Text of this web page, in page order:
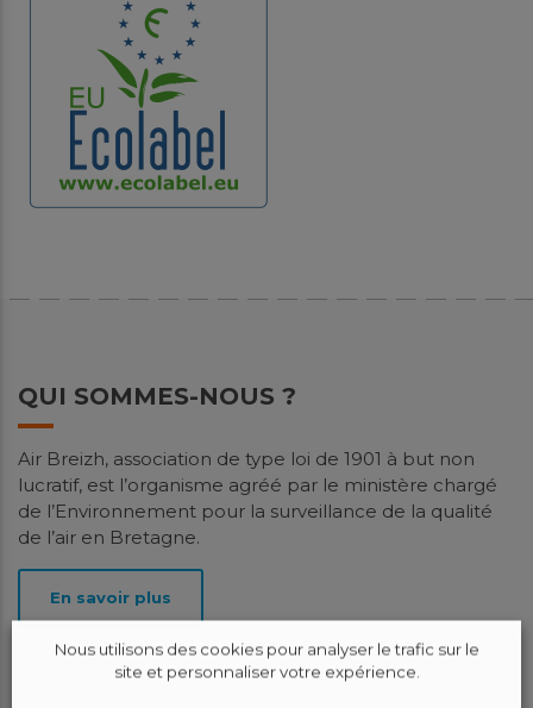
QUI SOMMES-NOUS ?
Air Breizh, association de type loi de 1901 à but non
lucratif, est l’organisme agréé par le ministère chargé
de l’Environnement pour la surveillance de la qualité
de l’air en Bretagne.
En savoir plus
Nous utilisons des cookies pour analyser le trafic sur le
site et personnaliser votre expérience.